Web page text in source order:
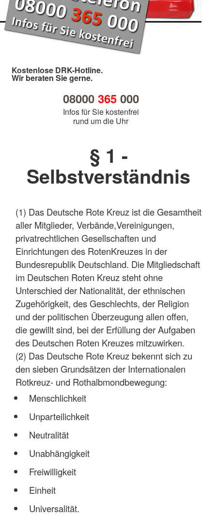
Kostenlose DRK-Hotline.
Wir beraten Sie gerne.
08000 365000
Infos für Sie kostenfrei
rund um die Uhr
§ 1 -
Selbstverständnis
(1) Das Deutsche Rote Kreuz ist die Gesamtheit
aller Mitglieder, Verbände,Vereinigungen,
privatrechtlichen Gesellschaften und
Einrichtungen des RotenKreuzes in der
Bundesrepublik Deutschland. Die Mitgliedschaft
im Deutschen Roten Kreuz steht ohne
Unterschied der Nationalität, der ethnischen
Zugehörigkeit, des Geschlechts, der Religion
und der politischen Überzeugung allen offen,
die gewillt sind, bei der Erfüllung der Aufgaben
des Deutschen Roten Kreuzes mitzuwirken.
(2) Das Deutsche Rote Kreuz bekennt sich zu
den sieben Grundsätzen der Internationalen
Rotkreuz- und Rothalbmondbewegung:
Menschlichkeit
Unparteilichkeit
Neutralität
Unabhängigkeit
Freiwilligkeit
Einheit
Universalität.